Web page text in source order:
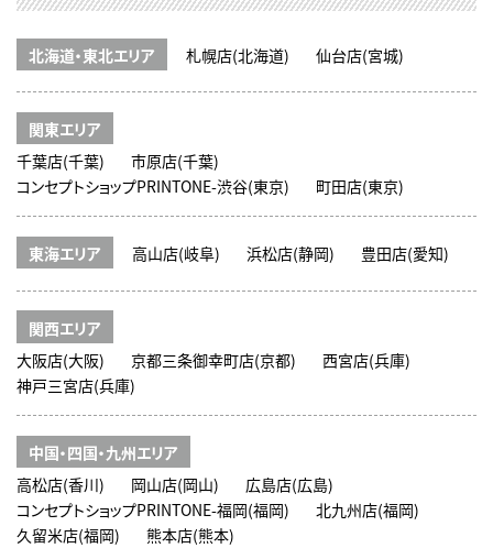
北海道・東北エリア 札幌店(北海道) 仙台店(宮城)
関東エリア
千葉店(千葉)
市原店(千葉)
コンセプトショップPRINTONE-渋谷(東京)
町田店(東京)
東海エリア 高山店(岐阜) 浜松店(静岡) 豊田店(愛知)
関西エリア
大阪店(大阪)
京都三条御幸町店(京都)
西宮店(兵庫)
神戸三宮店(兵庫)
中国・四国・九州エリア
高松店(香川)
岡山店(岡山)
広島店(広島)
コンセプトショップPRINTONE-福岡(福岡)
北九州店(福岡)
久留米店(福岡)
熊本店(熊本)